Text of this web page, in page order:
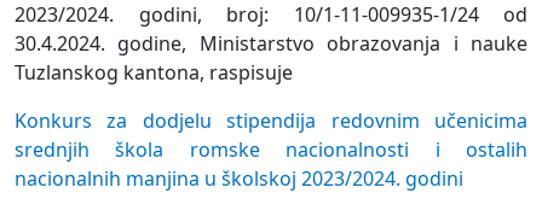
2023/2024. godini, broj: 10/1-11-009935-1/24 od
30.4.2024. godine, Ministarstvo obrazovanja i nauke
Tuzlanskog kantona, raspisuje
Konkurs za dodjelu stipendija redovnim učenicima
srednjih škola romske nacionalnosti i ostalih
nacionalnih manjina u školskoj 2023/2024. godini